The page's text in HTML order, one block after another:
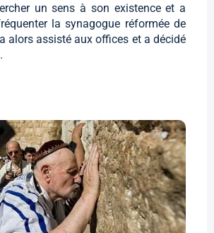
un sens à son existence et a
la synagogue réformée de
alors assisté aux offices et a décidé